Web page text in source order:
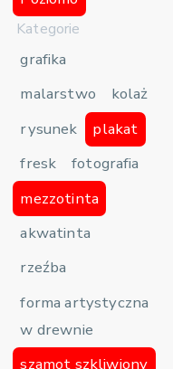
Kategorie
grafika
malarstwo
kolaż
rysunek
plakat
fresk
fotografia
mezzotinta
akwatinta
rzeźba
forma artystyczna
w drewnie
szamot szkliwiony